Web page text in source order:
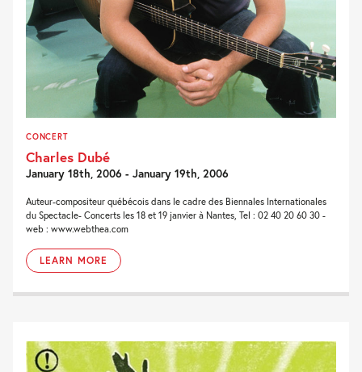
CONCERT
Charles Dubé
January 18th, 2006 - January 19th, 2006
Auteur-compositeur québécois dans le cadre des Biennales Internationales
du Spectacle- Concerts les 18 et 19 janvier à Nantes, Tel : 02 40 20 60 30 -
web : www.webthea.com
LEARN MORE